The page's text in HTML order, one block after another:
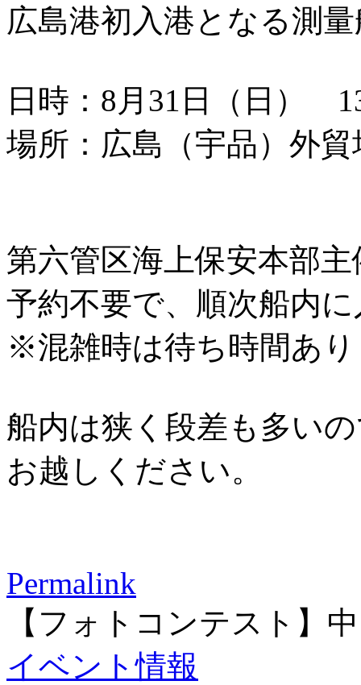
広島港初入港となる測
日時：8月31日（日）
場所：広島（宇品）外
第六管区海上保安本部
予約不要で、順次船内
※混雑時は待ち時間あり
船内は狭く段差も多い
お越しください。
Permalink
【フォトコンテスト】
イベント情報